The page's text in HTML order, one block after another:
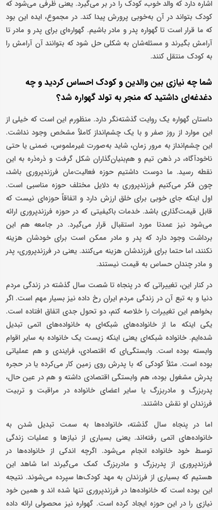
اشاره دارد که والد خوب، کودک را در بر می‌گیرد. یعنی ظرفی می‌شود که
کودک بتواند در آن به‌خوبی پرورش پیدا کند. در مجموع، ایده این بود
که ما قرار است تا گهواره پدر و مادر باشیم. گهواره‌ای برای پدر و مادر تا
آرامش بگیرند و مسئله‌شان به شکلی حل شود که بتوانند آن آرامش را
به کودک منتقل کنند.
شما چه نیازی بین والدین و کودک احساس کردید و چه
دغدغه‌ای داشتید که منجر به تولد گهواره شد؟
داستان گهواره یک روایت گذشته‌نگر دارد. منظورم این است که خیلی از
این موارد از روز صفر و با یک چشم‌انداز کاملاً مشخص وجود نداشت.
این چشم‌انداز به مرور زمان، شاید به‌صورت غیرملموس، ضمنی یا حتی
ناخودآگاه، در ذهن تیم و هم‌بنیان‌گذاران شکل گرفت و ذره‌ذره به این
نقطه رسید. ما دوست داشتیم حوزه فعالیت‌مان فرزندپروری باشد،
چون فکر می‌کنیم فرزندپروری به دلایل مختلف حوزه مناسبی است.
اول اینکه جای خوبی برای خلق ارزش دارد و اتفاقاً حوزه‌ای نیست که
قابل قیمت‌گذاری باشد. خدمات باکیفیتی که در حوزه فرزندپروری ارائه
می‌شود نیز عمدتا مورد استقبال قرار می‌گیرد. در جامعه هم این
برداشت وجود دارد که پدر و مادر ممکن است برای خودشان هزینه
نکنند، اما حتما برای فرزندشان هزینه می‌کنند. یعنی در فرزندپروری، پدر
و مادر چندان حساس به قیمت نیستند.
در کنار این، تغییراتی که در پنجاه تا شصت سال گذشته در زندگی مردم
دنیا و به تبع آن در زندگی مردم ایران رخ داده نیز بسیار مهم است. اگر
بخواهم این تغییرات را خلاصه کنم، دو تحول جدی اتفاق افتاده است.
یکی اینکه ما از خانواده‌های شبکه‌ای به خانواده‌های اتمی تبدیل
شده‌ایم. خانواده شبکه‌ای یعنی اینکه زیست یک خانواده به سایر اقوام
وابسته بوده است. وابستگی‌ای که اقتصادی، فرایندی و هم عملیاتی
بوده است. مثلاً کودکی که با پدرش روی زمین کار می‌کرده یا در حجره
پدرش مشغول بوده، هم وابستگی اقتصادی داشته و هم در عین حال،
پدربزرگ و مادربزرگ یا سایر اعضای خانواده در مراقبت و تربیت
فرزندان او نقش داشتند.
اما در پنجاه سال گذشته، خانواده‌ها به سمت تبدیل شدن به
خانواده‌های اتمی رفته‌اند. یعنی بسیاری از نیازها و عملیات زندگی
توسط خود خانواده انجام می‌شود. اگرچه اندکی از خانواده‌ها در
فرزندپروری از پدربزرگ و مادربزرگ کمک می‌گیرند اما شاهد این
هستیم که بسیاری از فرزندان به مهد کودک‌ها سپرده می‌شوند. نتیجه
این بوده است که خانواده‌ها در فرزندپروری تنها شده اند و همین خود
نیازی را در این حوزه ایجاد کرده است. گهواره نیز محصولی ارائه داده